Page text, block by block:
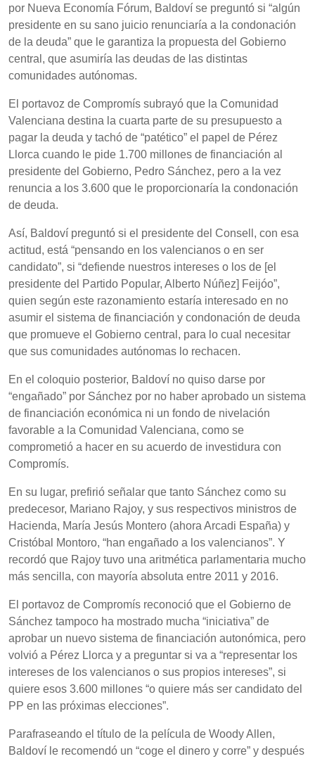
por Nueva Economía Fórum, Baldoví se preguntó si “algún
presidente en su sano juicio renunciaría a la condonación
de la deuda” que le garantiza la propuesta del Gobierno
central, que asumiría las deudas de las distintas
comunidades autónomas.
El portavoz de Compromís subrayó que la Comunidad
Valenciana destina la cuarta parte de su presupuesto a
pagar la deuda y tachó de “patético” el papel de Pérez
Llorca cuando le pide 1.700 millones de financiación al
presidente del Gobierno, Pedro Sánchez, pero a la vez
renuncia a los 3.600 que le proporcionaría la condonación
de deuda.
Así, Baldoví preguntó si el presidente del Consell, con esa
actitud, está “pensando en los valencianos o en ser
candidato”, si “defiende nuestros intereses o los de [el
presidente del Partido Popular, Alberto Núñez] Feijóo”,
quien según este razonamiento estaría interesado en no
asumir el sistema de financiación y condonación de deuda
que promueve el Gobierno central, para lo cual necesitar
que sus comunidades autónomas lo rechacen.
En el coloquio posterior, Baldoví no quiso darse por
“engañado” por Sánchez por no haber aprobado un sistema
de financiación económica ni un fondo de nivelación
favorable a la Comunidad Valenciana, como se
comprometió a hacer en su acuerdo de investidura con
Compromís.
En su lugar, prefirió señalar que tanto Sánchez como su
predecesor, Mariano Rajoy, y sus respectivos ministros de
Hacienda, María Jesús Montero (ahora Arcadi España) y
Cristóbal Montoro, “han engañado a los valencianos”. Y
recordó que Rajoy tuvo una aritmética parlamentaria mucho
más sencilla, con mayoría absoluta entre 2011 y 2016.
El portavoz de Compromís reconoció que el Gobierno de
Sánchez tampoco ha mostrado mucha “iniciativa” de
aprobar un nuevo sistema de financiación autonómica, pero
volvió a Pérez Llorca y a preguntar si va a “representar los
intereses de los valencianos o sus propios intereses”, si
quiere esos 3.600 millones “o quiere más ser candidato del
PP en las próximas elecciones”.
Parafraseando el título de la película de Woody Allen,
Baldoví le recomendó un “coge el dinero y corre” y después